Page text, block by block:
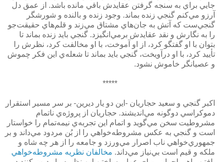
جايي براي به سنجه گرفتن عقايدش باقي مانده باشد. از عمق دل
آرزو مي‌كنم گنجي زنده بماند. وجود زنده و بالنده و شورشگر
گنجي‌ست كه آتش به جان‌هاي مشتاق مي‌زند و قلم‌هاي حقيقت‌جو
را به نگارش و نقد عقايدش برمي‌انگيزد. گنجي بايد زنده بماند تا
بتوان با او گفتگو كرد، از او آموخت، با او مخالفت كرد، نظرش را
تأييد كرد، با او درآويخت، گنجي بايد بماند تا شعله‌ي اين فكر چموش
و عصيانگر خاموش نشود.
*****
اكبر گنجي و سعيد حجاريان -اين دو يار ديرين- بر سر مسير استقرار
دموكراسي دوگونه مي‌انديشند. حجاريان از پروژه‌ي ناتمام
مشروطيت سخن مي‌گويد و اتمام اين تجربه‌ي نيمه‌تمام را خواستار
است و گنجي به عكس مشروطه‌خواهي را از بُن مردود مي‌داند و بر
جمهوري‌خواهي ناب اصرار مي‌ورزد و جامعه را از هر چه شاه و
ملكه و قيم است بي‌نياز مي‌داند. مخالفان نظريه مشروطه‌خواهي